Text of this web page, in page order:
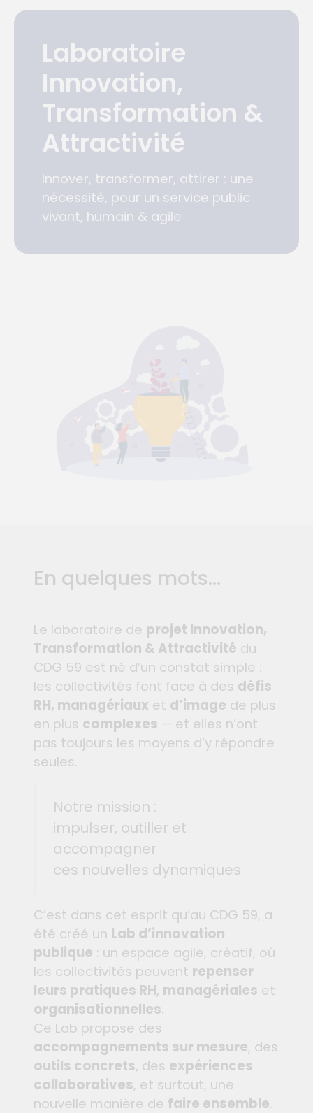
Laboratoire
Innovation,
Transformation &
Attractivité
Innover, transformer, attirer : une
nécessité, pour un service public
vivant, humain & agile
En quelques mots...
Le laboratoire de projet Innovation,
Transformation & Attractivité du
CDG 59 est né d’un constat simple :
les collectivités font face à des défis
RH, managériaux et d’image de plus
en plus complexes — et elles n’ont
pas toujours les moyens d’y répondre
seules.
Notre mission :
impulser, outiller et
accompagner
ces nouvelles dynamiques
C’est dans cet esprit qu’au CDG 59, a
été créé un Lab d’innovation
publique : un espace agile, créatif, où
les collectivités peuvent repenser
leurs pratiques RH, managériales et
organisationnelles.
Ce Lab propose des
accompagnements sur mesure, des
outils concrets, des expériences
collaboratives, et surtout, une
nouvelle manière de faire ensemble.